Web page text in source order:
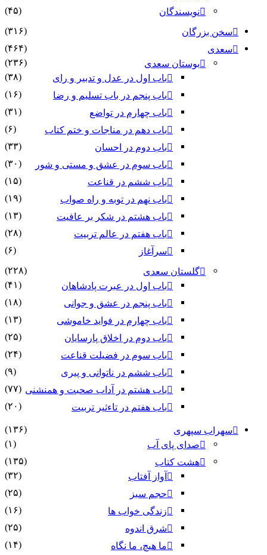
نویسندگان
(۴۵)
سخن بزرگان
(۳۱۶)
سعدی
(۴۶۴)
بوستان سعدی
(۲۳۶)
باب اول در عدل و تدبیر و رای
(۳۸)
باب پنجم در باب تسلیم و رضا
(۱۶)
باب چهارم در تواضع
(۳۱)
باب دهم در مناجات و ختم کتاب
(۶)
باب دوم در احسان
(۳۳)
باب سوم در عشق و مستی و شور
(۳۰)
باب ششم در قناعت
(۱۵)
باب نهم در توبه و راه صواب
(۱۹)
باب هشتم در شکر بر عافیت
(۱۳)
باب هفتم در عالم تربیت
(۲۸)
سرآغاز
(۶)
گلستان سعدی
(۲۲۸)
باب اول در عبرت پادشاهان
(۴۱)
باب پنجم در عشق و جوانى
(۱۸)
باب چهارم در فواید خاموشى
(۱۳)
باب دوم در اخلاق پارسایان
(۲۵)
باب سوم در فضیلت قناعت
(۲۴)
باب ششم در ناتوانى و پیرى
(۹)
باب هشتم در آداب صحبت و همنشنى (۷۷)
باب هفتم در تاءثیر تربیت
(۲۰)
سهراب سپهری
(۱۳۶)
صدای پای آب
(۱)
هشت کتاب
(۱۳۵)
آواز آفتاب
(۳۲)
حجم سبز
(۲۵)
زندگی خواب ها
(۱۶)
شرق اندوه
(۲۵)
ما هیچ، ما نگاه
(۱۴)